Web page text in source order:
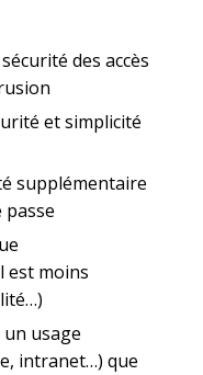
des accès
et simplicité
supplémentaire
passe
est moins
usage
intranet…) que